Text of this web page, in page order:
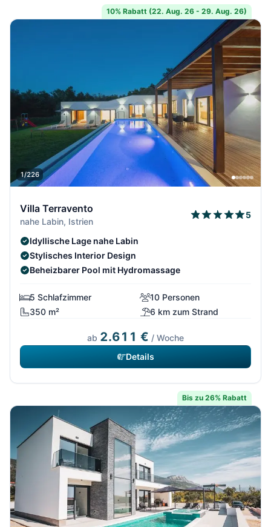
10% Rabatt (22. Aug. 26 - 29. Aug. 26)
1/226
Villa Terravento
nahe Labin, Istrien
5
Idyllische Lage nahe Labin
Stylisches Interior Design
Beheizbarer Pool mit Hydromassage
5 Schlafzimmer
10 Personen
350 m²
6 km zum Strand
ab 2.611 € / Woche
Details
Bis zu 26% Rabatt